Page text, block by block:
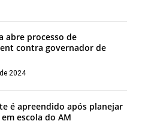
abre processo de
contra governador de
2024
é apreendido após planejar
em escola do AM